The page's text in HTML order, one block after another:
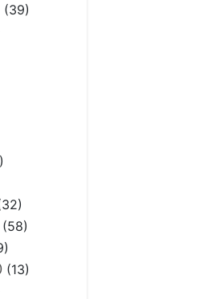
(39)
(13)